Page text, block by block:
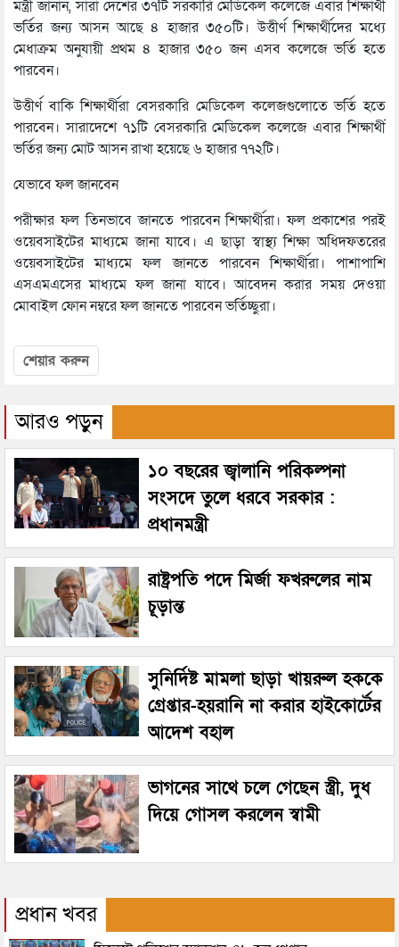
মন্ত্রী জানান, সারা দেশের ৩৭টি সরকারি মেডিকেল কলেজে এবার শিক্ষার্থী
ভর্তির জন্য আসন আছে ৪ হাজার ৩৫০টি। উত্তীর্ণ শিক্ষার্থীদের মধ্যে
মেধাক্রম অনুযায়ী প্রথম ৪ হাজার ৩৫০ জন এসব কলেজে ভর্তি হতে
পারবেন।
উত্তীর্ণ বাকি শিক্ষার্থীরা বেসরকারি মেডিকেল কলেজগুলোতে ভর্তি হতে
পারবেন। সারাদেশে ৭১টি বেসরকারি মেডিকেল কলেজে এবার শিক্ষার্থী
ভর্তির জন্য মোট আসন রাখা হয়েছে ৬ হাজার ৭৭২টি।
যেভাবে ফল জানবেন
পরীক্ষার ফল তিনভাবে জানতে পারবেন শিক্ষার্থীরা। ফল প্রকাশের পরই
ওয়েবসাইটের মাধ্যমে জানা যাবে। এ ছাড়া স্বাস্থ্য শিক্ষা অধিদফতরের
ওয়েবসাইটের মাধ্যমে ফল জানতে পারবেন শিক্ষার্থীরা। পাশাপাশি
এসএমএসের মাধ্যমে ফল জানা যাবে। আবেদন করার সময় দেওয়া
মোবাইল ফোন নম্বরে ফল জানতে পারবেন ভর্তিচ্ছুরা।
শেয়ার করুন
আরও পড়ুন
১০ বছরের জ্বালানি পরিকল্পনা
সংসদে তুলে ধরবে সরকার :
প্রধানমন্ত্রী
রাষ্ট্রপতি পদে মির্জা ফখরুলের নাম
চূড়ান্ত
সুনির্দিষ্ট মামলা ছাড়া খায়রুল হককে
গ্রেপ্তার-হয়রানি না করার হাইকোর্টের
আদেশ বহাল
ভাগনের সাথে চলে গেছেন স্ত্রী, দুধ
দিয়ে গোসল করলেন স্বামী
প্রধান খবর